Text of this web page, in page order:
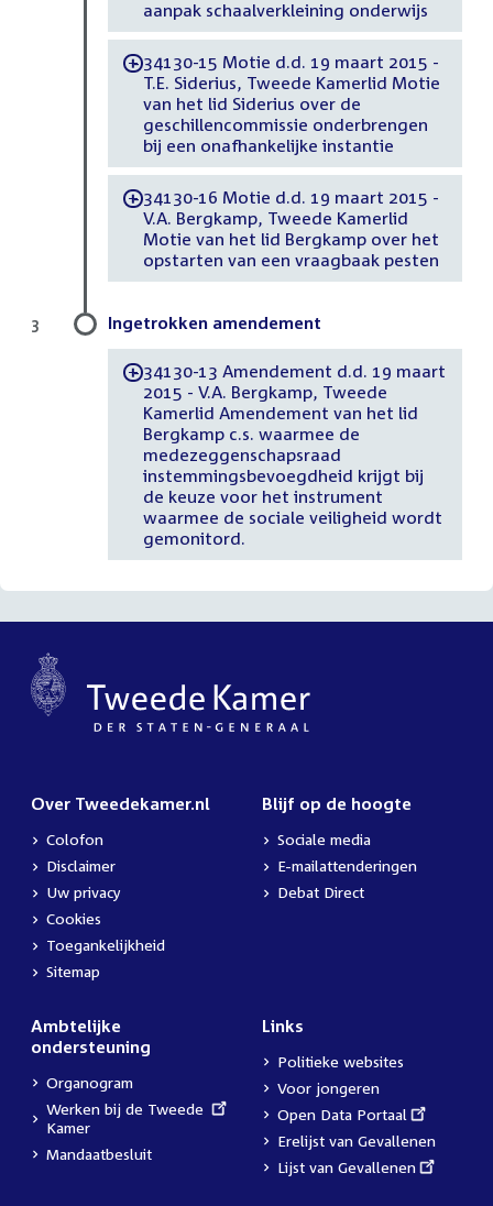
aanpak schaalverkleining onderwijs
-34130-15 Motie d.d. 19 maart 2015 -
T.E. Siderius, Tweede Kamerlid Motie
van het lid Siderius over de
geschillencommissie onderbrengen
bij een onafhankelijke instantie
-34130-16 Motie d.d. 19 maart 2015 -
V.A. Bergkamp, Tweede Kamerlid
Motie van het lid Bergkamp over het
opstarten van een vraagbaak pesten
Ingetrokken amendement
-34130-13 Amendement d.d. 19 maart
2015 - V.A. Bergkamp, Tweede
Kamerlid Amendement van het lid
Bergkamp c.s. waarmee de
medezeggenschapsraad
instemmingsbevoegdheid krijgt bij
de keuze voor het instrument
waarmee de sociale veiligheid wordt
gemonitord.
3
Over Tweedekamer.nl
Colofon
Disclaimer
Uw privacy
Cookies
Toegankelijkheid
Sitemap
Blijf op de hoogte
Sociale media
E-mailattenderingen
Debat Direct
Ambtelijke
ondersteuning
Organogram
External
link:
Werken bij de Tweede
Kamer
Mandaatbesluit
Links
Politieke websites
Voor jongeren
External
link:
Open Data Portaal
Erelijst van Gevallenen
External
Lijst van Gevallenen